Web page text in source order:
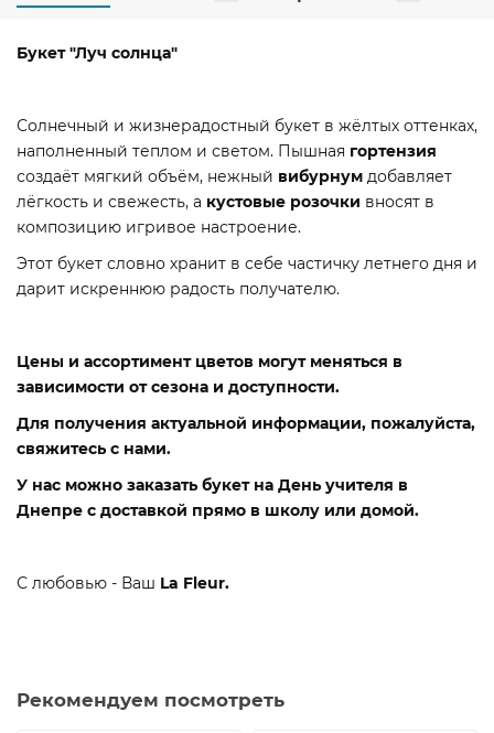
Букет "Луч солнца"
Солнечный и жизнерадостный букет в жёлтых оттенках,
наполненный теплом и светом. Пышная гортензия
создаёт мягкий объём, нежный вибурнум добавляет
лёгкость и свежесть, а кустовые розочки вносят в
композицию игривое настроение.
Этот букет словно хранит в себе частичку летнего дня и
дарит искреннюю радость получателю.
Цены и ассортимент цветов могут меняться в
зависимости от сезона и доступности.
Для получения актуальной информации, пожалуйста,
свяжитесь с нами.
У нас можно заказать букет на День учителя в
Днепре с доставкой прямо в школу или домой.
С любовью - Ваш La Fleur.
Рекомендуем посмотреть